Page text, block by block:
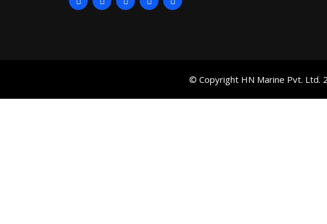
© Copyright HN Marine Pvt. Ltd.